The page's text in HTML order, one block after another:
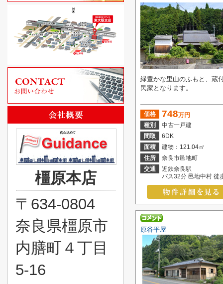
緑豊かな里山のふもと、蔵
民家となります。
価格 748万円
種別
中古一戸建
間取
6DK
面積
建物：121.04㎡
住所
奈良市邑地町
交通
近鉄奈良駅
バス32分 邑地中村 徒
原谷平屋
橿原本店
〒634-0804
奈良県橿原市
内膳町４丁目
5-16